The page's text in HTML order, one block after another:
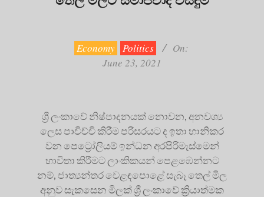
Economy Politics
On:
June 23, 2021
ශ්‍රී ලංකාවේ නිෂ්පාදනයක් නොවන, අනවශ්‍ය
ලෙස පාවිච්චි කිරීම පරිසරයට ද ඉතා හානිකර
වන පෙට්‍රෝලියම් ඉන්ධන අරපිරිමැස්මෙන්
භාවිතා කිරීමට ලාංකිකයන් පෙළඹෙන්නට
නම්, ජාත්‍යන්තර වෙළඳපොළේ සැබෑ තෙල් මිල
අනුව සැකසෙන මිලක් ශ්‍රී ලංකාවේ ක්‍රියාත්මක